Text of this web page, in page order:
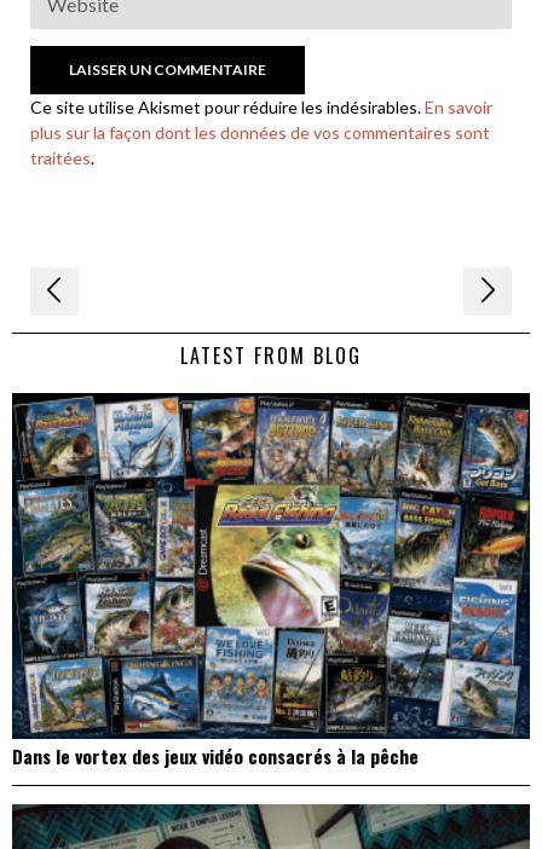
Ce site utilise Akismet pour réduire les indésirables.En savoir
plus sur la façon dont les données de vos commentaires sont
traitées.
Navigation
de LATEST FROM BLOG
Dans le vortex des jeux vidéo consacrés à la pêche